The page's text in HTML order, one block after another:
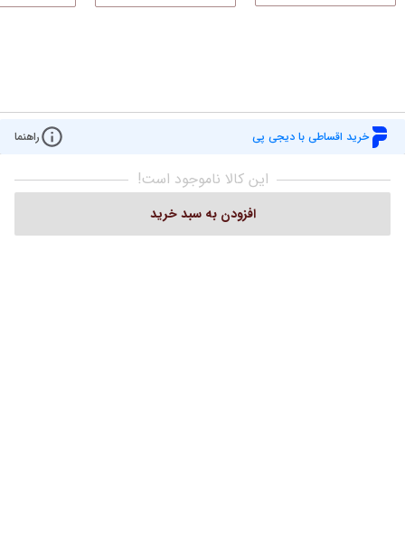
خرید اقساطی با دیجی پی راهنما
این کالا ناموجود است!
افزودن به سبد خرید
09121437009